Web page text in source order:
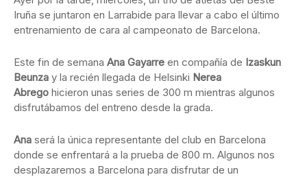
Iruña se juntaron en Larrabide para llevar a cabo el último
entrenamiento de cara al campeonato de Barcelona.
Este fin de semana Ana Gayarre en compañía de Izaskun
Beunza y la recién llegada de Helsinki Nerea
Abrego hicieron unas series de 300 m mientras algunos
disfrutábamos del entreno desde la grada.
Ana será la única representante del club en Barcelona
donde se enfrentará a la prueba de 800 m. Algunos nos
desplazaremos a Barcelona para disfrutar de un